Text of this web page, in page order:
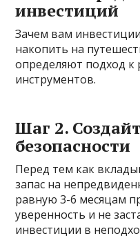
инвестиций
Зачем вам
накопить на
определяют подход
инструментов.
Шаг 2.
безопасности
Перед тем как
запас на
равную 3-6 месяцам
уверенность и не
инвестиции в